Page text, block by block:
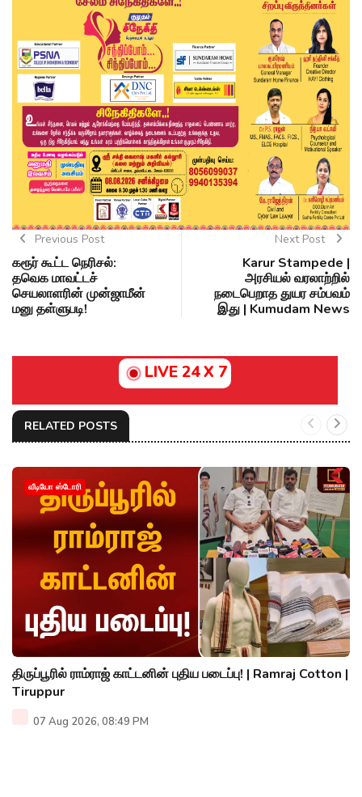
Previous Post
கரூர் கூட்ட நெரிசல்:
தவெக மாவட்டச்
செயலாளரின் முன்ஜாமீன்
மனு தள்ளுபடி!
Next Post
Karur Stampede |
அரசியல் வரலாற்றில்
நடைபெறாத துயர சம்பவம்
இது | Kumudam News
LIVE 24 X 7
RELATED POSTS
வீடியோ ஸ்டோரி
திருப்பூரில் ராம்ராஜ் காட்டனின் புதிய படைப்பு! | Ramraj Cotton |
Tiruppur
07 Aug 2026, 08:49 PM